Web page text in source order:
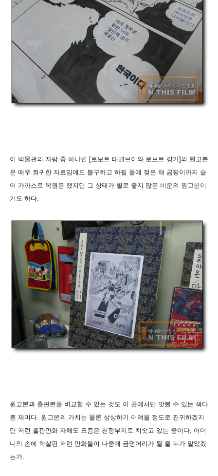
이 박물관의 자랑 중 하나인 [로보트 태권브이와 로보트 캉가]의 원고본
은 매우 희귀한 자료임에도 불구하고 하필 물에 젖은 채 곰팡이까지 슬
어 가까스로 복원은 했지만 그 상태가 별로 좋지 않은 비운의 원고본이
기도 하다.
원고본과 출판본을 비교할 수 있는 것도 이 곳에서만 맛볼 수 있는 색다
른 재미다. 원고본의 가치는 물론 상상하기 어려울 정도로 진귀하겠지
만 저런 출판만화 자체도 요즘은 천정부지로 치솟고 있는 중이다. 어머
니의 손에 학살된 저런 만화들이 나중에 금덩어리가 될 줄 누가 알았겠
는가.